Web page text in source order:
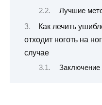
Лучшие
Как лечить
отходит ноготь на
случае
Заключение